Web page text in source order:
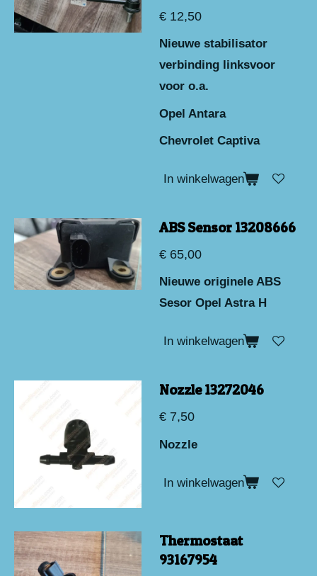
€ 12,50
Nieuwe stabilisator
verbinding linksvoor
voor o.a.
Opel Antara
Chevrolet Captiva
In winkelwagen
ABS Sensor 13208666
€ 65,00
Nieuwe originele ABS
Sesor Opel Astra H
In winkelwagen
Nozzle 13272046
€ 7,50
Nozzle
In winkelwagen
Thermostaat
93167954